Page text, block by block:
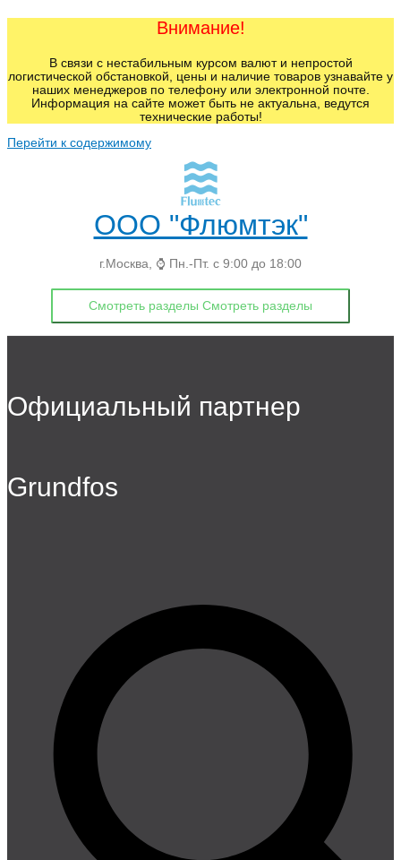
Внимание!
В связи с нестабильным курсом валют и непростой
логистической обстановкой, цены и наличие товаров узнавайте у
наших менеджеров по телефону или электронной почте.
Информация на сайте может быть не актуальна, ведутся
технические работы!
Перейти к содержимому
ООО "Флюмтэк"
г.Москва, ⌚ Пн.-Пт. с 9:00 до 18:00
Смотреть разделы Смотреть разделы
Официальный партнер
Grundfos